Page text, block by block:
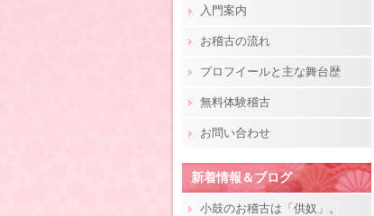
入門案内
お稽古の流れ
プロフイールと主な舞台歴
無料体験稽古
お問い合わせ
新着情報＆ブログ
小鼓のお稽古は「供奴」。